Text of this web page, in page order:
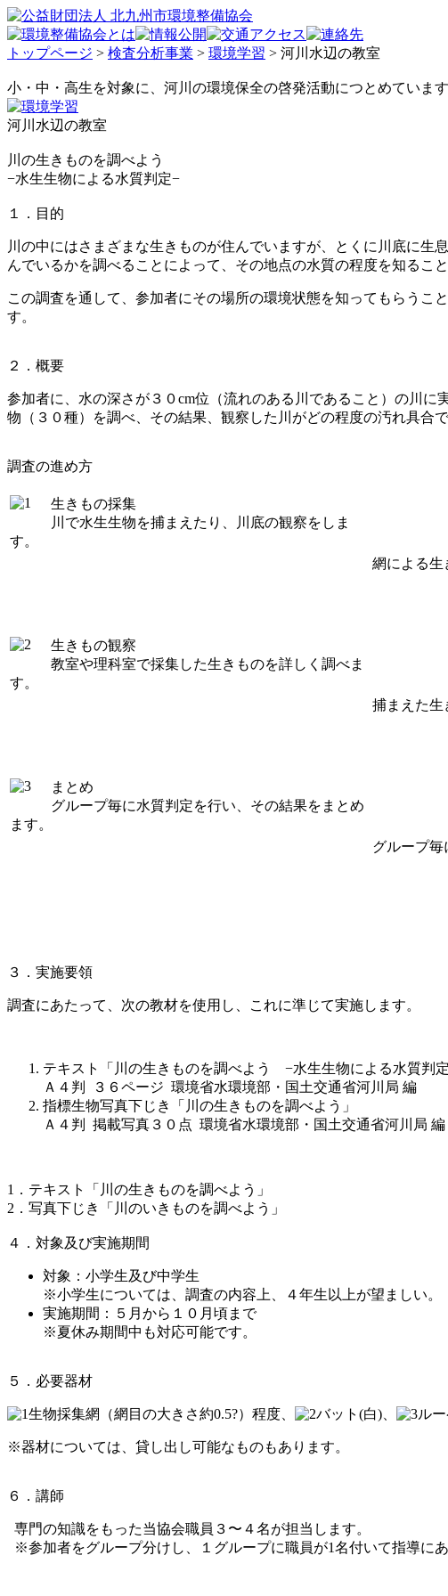
トップページ > 検査分析事業 > 環境学習 > 河川水辺の教室
小・中・高生を対象に、河川の環境保全の啓発活動につとめています
河川水辺の教室
川の生きものを調べよう
−水生生物による水質判定−
１．目的
川の中にはさまざまな生きものが住んでいますが、とくに川底に
んでいるかを調べることによって、その地点の水質の程度を知ること
この調査を通して、参加者にその場所の環境状態を知ってもらうこ
す。
２．概要
参加者に、 水の深さが３０cm位（流れのある川であること）の川 に
物（３０種）
を調べ、その結果、観察した川がどの程度の汚れ具合
調査の進め方
生きもの採集
川で水生生物を捕まえたり、川底の観察をしま
す。
網による生
生きもの観察
教室や理科室で採集した生きものを詳しく調べま
す。
捕まえた生
まとめ
グループ毎に水質判定を行い、その結果をまとめ
ます。
グループ毎
３．実施要領
調査にあたって、次の教材を使用し、これに準じて実施します。
テキスト「川の生きものを調べよう −水生生物による水質判定
Ａ４判 ３６ページ 環境省水環境部・国土交通省河川局 編
指標生物写真下じき「川の生きものを調べよう」
Ａ４判 掲載写真３０点 環境省水環境部・国土交通省河川局 編
1．テキスト「川の生きものを調べよう」
2．写真下じき「川のいきものを調べよう」
４．対象及び実施期間
対象：小学生及び中学生
※小学生については、調査の内容上、４年生以上が望ましい。
実施期間：５月から１０月頃まで
※夏休み期間中も対応可能です。
５．必要器材
生物採集網（網目の大きさ約0.5?）程度、 バット(白)、 ル
※器材については、貸し出し可能なものもあります。
６．講師
専門の知識をもった当協会職員３〜４名が担当します。
※参加者をグループ分けし、１グループに職員が1名付いて指導にあ